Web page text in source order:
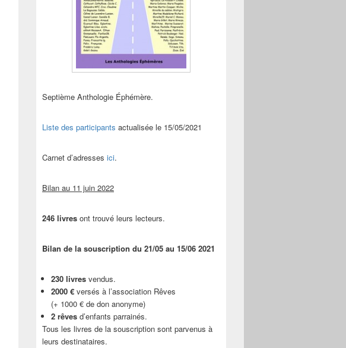
Septième Anthologie Éphémère.
Liste des participants actualisée le 15/05/2021
Carnet d’adresses ici.
Bilan au 11 juin 2022
246 livres ont trouvé leurs lecteurs.
Bilan de la souscription du 21/05 au 15/06 2021
230 livres vendus.
2000 € versés à l’association Rêves
(+ 1000 € de don anonyme)
2 rêves d’enfants parrainés.
Tous les livres de la souscription sont parvenus à
leurs destinataires.